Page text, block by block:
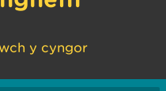
y cyngor